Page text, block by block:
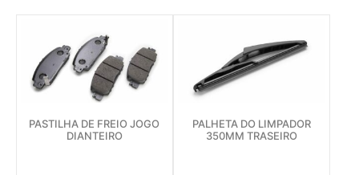
PASTILHA DE FREIO JOGO
DIANTEIRO
PALHETA DO LIMPADOR
350MM TRASEIRO